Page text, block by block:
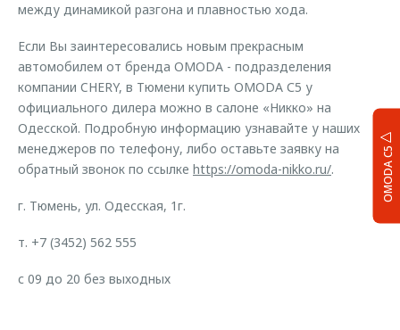
OMODA C5
между динамикой разгона и плавностью хода.
Если Вы заинтересовались новым прекрасным
автомобилем от бренда OMODA - подразделения
компании CHERY, в Тюмени купить OMODA С5 у
официального дилера можно в салоне «Никко» на
Одесской. Подробную информацию узнавайте у наших
менеджеров по телефону, либо оставьте заявку на
обратный звонок по ссылке https://omoda-nikko.ru/.
г. Тюмень, ул. Одесская, 1г.
т. +7 (3452) 562 555
с 09 до 20 без выходных